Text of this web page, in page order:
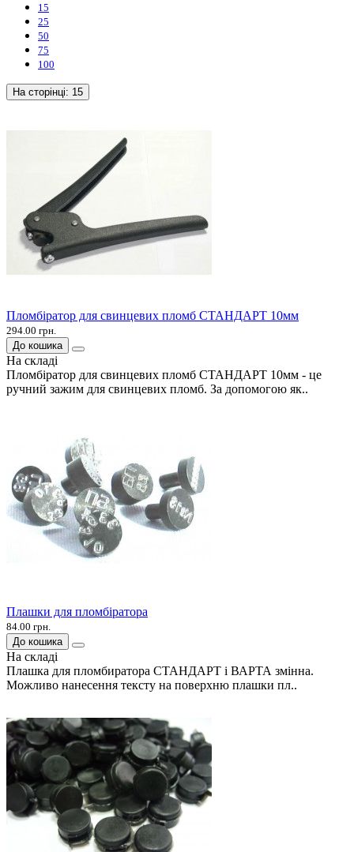
15
25
50
75
100
На сторінці: 15
Пломбіратор для свинцевих пломб СТАНДАРТ 10мм
294.00 грн.
До кошика
На складі
Пломбіратор для свинцевих пломб СТАНДАРТ 10мм - це
ручний зажим для свинцевих пломб. За допомогою як..
Плашки для пломбіратора
84.00 грн.
До кошика
На складі
Плашка для пломбиратора СТАНДАРТ і ВАРТА змінна.
Можливо нанесення тексту на поверхню плашки пл..